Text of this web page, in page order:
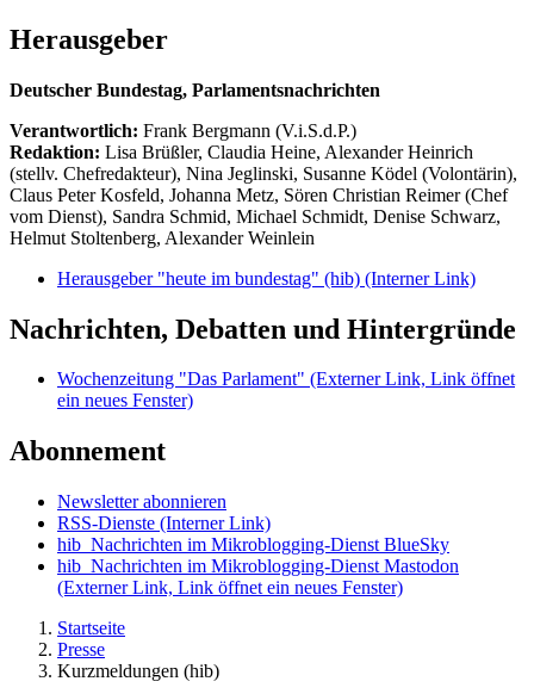
Herausgeber
Deutscher Bundestag, Parlamentsnachrichten
Verantwortlich: Frank Bergmann (V.i.S.d.P.)
Redaktion: Lisa Brüßler, Claudia Heine, Alexander Heinrich
(stellv. Chefredakteur), Nina Jeglinski, Susanne Ködel (Volontärin),
Claus Peter Kosfeld, Johanna Metz, Sören Christian Reimer (Chef
vom Dienst), Sandra Schmid, Michael Schmidt, Denise Schwarz,
Helmut Stoltenberg, Alexander Weinlein
Herausgeber "heute im bundestag" (hib) (Interner Link)
Nachrichten, Debatten und Hintergründe
Wochenzeitung "Das Parlament" (Externer Link, Link öffnet
ein neues Fenster)
Abonnement
Newsletter abonnieren
RSS-Dienste (Interner Link)
hib_Nachrichten im Mikroblogging-Dienst BlueSky
hib_Nachrichten im Mikroblogging-Dienst Mastodon
(Externer Link, Link öffnet ein neues Fenster)
Startseite
Presse
Kurzmeldungen (hib)